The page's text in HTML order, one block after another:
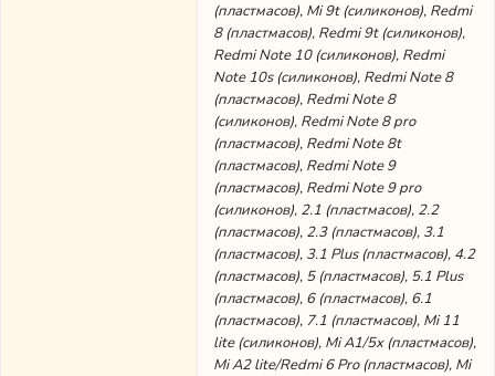
(пластмасов), Mi 9t (силиконов), Redmi
8 (пластмасов), Redmi 9t (силиконов),
Redmi Note 10 (силиконов), Redmi
Note 10s (силиконов), Redmi Note 8
(пластмасов), Redmi Note 8
(силиконов), Redmi Note 8 pro
(пластмасов), Redmi Note 8t
(пластмасов), Redmi Note 9
(пластмасов), Redmi Note 9 pro
(силиконов), 2.1 (пластмасов), 2.2
(пластмасов), 2.3 (пластмасов), 3.1
(пластмасов), 3.1 Plus (пластмасов), 4.2
(пластмасов), 5 (пластмасов), 5.1 Plus
(пластмасов), 6 (пластмасов), 6.1
(пластмасов), 7.1 (пластмасов), Mi 11
lite (силиконов), Mi A1/5x (пластмасов),
Mi A2 lite/Redmi 6 Pro (пластмасов), Mi